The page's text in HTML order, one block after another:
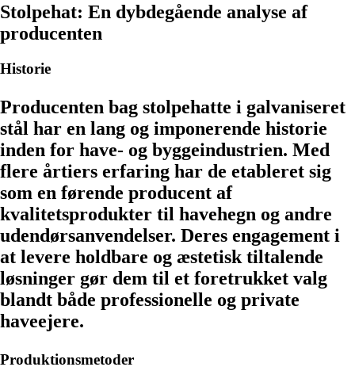
Stolpehat: En dybdegående analyse af
producenten
Historie
Producenten bag stolpehatte i galvaniseret
stål har en lang og imponerende historie
inden for have- og byggeindustrien. Med
flere årtiers erfaring har de etableret sig
som en førende producent af
kvalitetsprodukter til havehegn og andre
udendørsanvendelser. Deres engagement i
at levere holdbare og æstetisk tiltalende
løsninger gør dem til et foretrukket valg
blandt både professionelle og private
haveejere.
Produktionsmetoder